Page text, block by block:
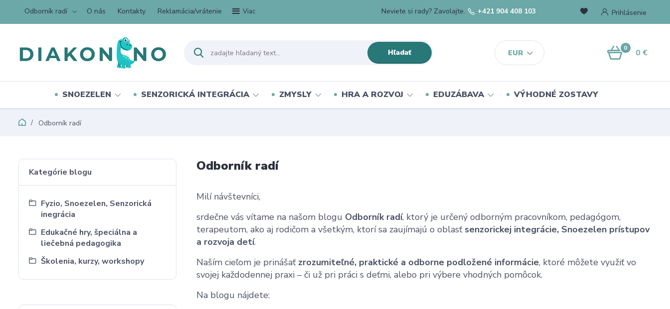
Odborník radí O nás Kontakty Reklamácia/vrátenie Viac
EUR
Prihlásenie
Hľadať
Neviete si rady? Zavolajte. +421 904 408 103
0 0 €
SNOEZELEN SENZORICKÁ INTEGRÁCIA ZMYSLY HRA A ROZVOJ EDUZÁBAVA VÝHODNÉ ZOSTAVY
Odborník radí
Kategórie blogu
Fyzio, Snoezelen, Senzorická
inegrácia
Edukačné hry, špeciálna a
liečebná pedagogika
Školenia, kurzy, workshopy
Odborník radí
Milí návštevníci,
srdečne vás vítame na našom blogu Odborník radí, ktorý je určený odborným pracovníkom, pedagógom,
terapeutom, ako aj rodičom a všetkým, ktorí sa zaujímajú o oblasť senzorickej integrácie, Snoezelen prístupov
a rozvoja detí.
Naším cieľom je prinášať zrozumiteľné, praktické a odborne podložené informácie, ktoré môžete využiť vo
svojej každodennej praxi – či už pri práci s deťmi, alebo pri výbere vhodných pomôcok.
Na blogu nájdete: